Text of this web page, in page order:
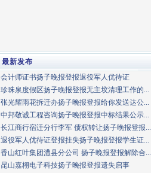
最新发布
会计师证书扬子晚报登报退役军人优待证
珍珠泉度假区扬子晚报登报无主坟清理工作的...
张光耀雨花拆迁办扬子晚报登报给你发送达公...
中邦敬诚工程咨询扬子晚报登报中标结果公示...
长江商行宿迁分行李军 债权转让扬子晚报登报...
退役军人优待证登报挂失扬子晚报登报学生证...
香山红叶集团澧县分公司 扬子晚报登报解除合...
昆山嘉栩电子科技扬子晚报登报遗失启事